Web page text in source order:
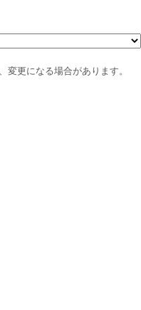
更になる場合があります。